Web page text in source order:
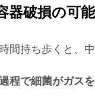
器破損の可
間持ち歩くと、
程で細菌がガス